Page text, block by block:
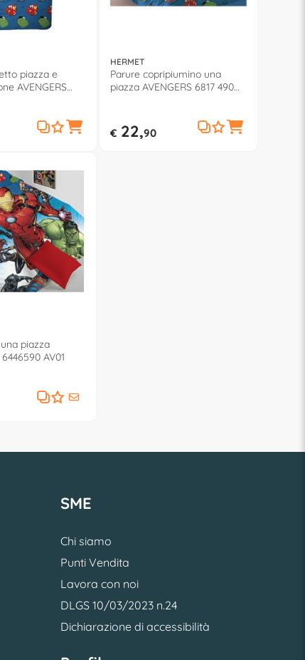
piazza e
AVENGERS
HERMET
Parure copripiumino una
piazza AVENGERS 6817 490
€22,90
piazza
AV01
SME
Chi siamo
Punti Vendita
Lavora con noi
DLGS 10/03/2023 n.24
Dichiarazione di accessibilità